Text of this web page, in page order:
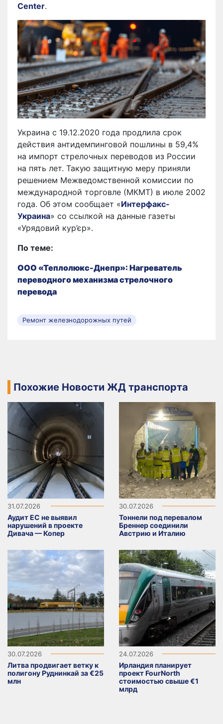
Center.
Украина с 19.12.2020 года продлила срок
действия антидемпинговой пошлины в 59,4%
на импорт стрелочных переводов из России
на пять лет. Такую защитную меру приняли
решением Межведомственной комиссии по
международной торговле (МКМТ) в июле 2002
года. Об этом сообщает «Интерфакс-
Украина» со ссылкой на данные газеты
«Урядовий кур’єр».
По теме:
ООО «Теплолюкс-Днепр»: Нагреватель
переводного механизма стрелочного
перевода
Ремонт железнодорожных путей
Похожие Новости ЖД транспорта
31.07.2026
Аудит ЕС не выявил
нарушений в проекте
Дивача — Копер
30.07.2026
Тоннели под перевалом
Бреннер соединили
Австрию и Италию
30.07.2026
Литва продвигает ветку к
полигону Руднинкай за €25
млн
24.07.2026
Ирландия планирует
проект FourNorth
стоимостью свыше €1
млрд